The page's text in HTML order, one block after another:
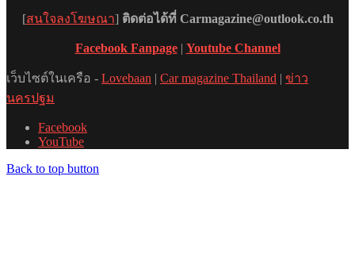
[สนใจลงโฆษณา] ติดต่อได้ที่ Carmagazine@outlook.co.th
Facebook Fanpage| Youtube Channel
เว็บไซต์ในเครือ - Lovebaan | Car magazine Thailand | ข่าว
นครปฐม
Facebook
YouTube
Back to top button